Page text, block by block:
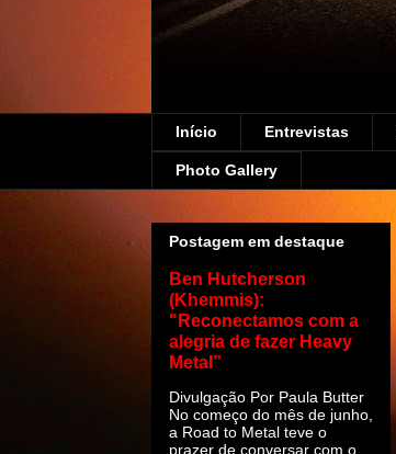
Início Entrevistas
Photo Gallery
Postagem em destaque
Ben Hutcherson
(Khemmis):
"Reconectamos com a
alegria de fazer Heavy
Metal”
Divulgação Por Paula Butter
No começo do mês de junho,
a Road to Metal teve o
prazer de conversar com o